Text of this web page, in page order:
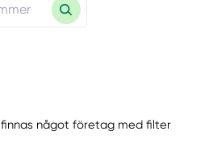
något företag med filter